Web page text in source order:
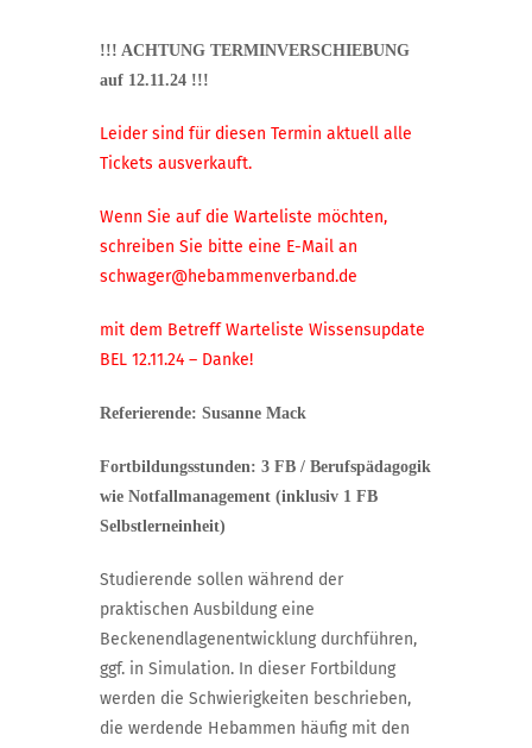
!!! ACHTUNG TERMINVERSCHIEBUNG
auf 12.11.24 !!!
Leider sind für diesen Termin aktuell alle
Tickets ausverkauft.
Wenn Sie auf die Warteliste möchten,
schreiben Sie bitte eine E-Mail an
schwager@hebammenverband.de
mit dem Betreff Warteliste Wissensupdate
BEL 12.11.24 – Danke!
Referierende: Susanne Mack
Fortbildungsstunden: 3 FB / Berufspädagogik
wie Notfallmanagement (inklusiv 1 FB
Selbstlerneinheit)
Studierende sollen während der
praktischen Ausbildung eine
Beckenendlagenentwicklung durchführen,
ggf. in Simulation. In dieser Fortbildung
werden die Schwierigkeiten beschrieben,
die werdende Hebammen häufig mit den